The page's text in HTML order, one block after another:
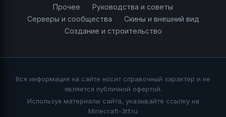
Прочее
Руководства и советы
Серверы и сообщества
Скины и внешний вид
Создание и строительство
Вся информация на сайте носит справочный характер и не
является публичной офертой.
Используя материалы сайта, указывайте ссылку на
Minecraft-3tf.ru